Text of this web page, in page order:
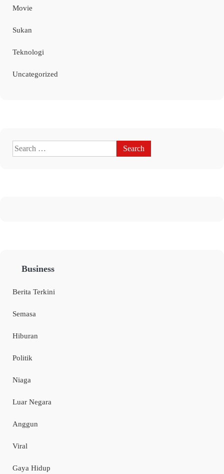
Movie
Sukan
Teknologi
Uncategorized
Business
Berita Terkini
Semasa
Hiburan
Politik
Niaga
Luar Negara
Anggun
Viral
Gaya Hidup